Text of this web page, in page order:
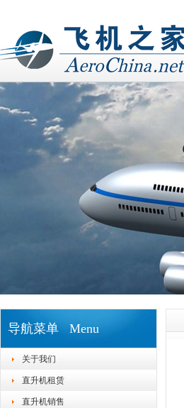
导航菜单 Menu
关于我们
直升机租赁
直升机销售